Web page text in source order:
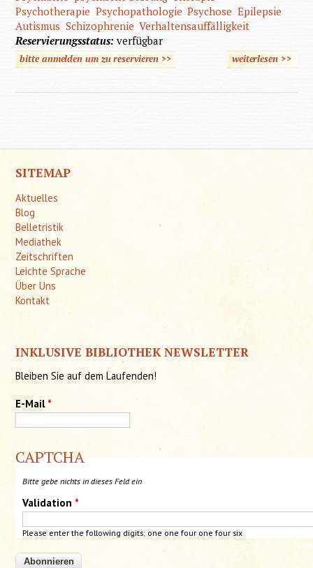
Psychotherapie Psychopathologie Psychose Epilepsie
Autismus Schizophrenie Verhaltensauffälligkeit
Reservierungsstatus:verfügbar
bitte anmelden um zu reservieren >> weiterlesen>>
SITEMAP
Aktuelles
Blog
Belletristik
Mediathek
Zeitschriften
Leichte Sprache
Über Uns
Kontakt
INKLUSIVE BIBLIOTHEK NEWSLETTER
Bleiben Sie auf dem Laufenden!
E-Mail *
CAPTCHA
Bitte gebe nichts in dieses Feld ein
Validation *
Please enter the following digits: one one four one four six